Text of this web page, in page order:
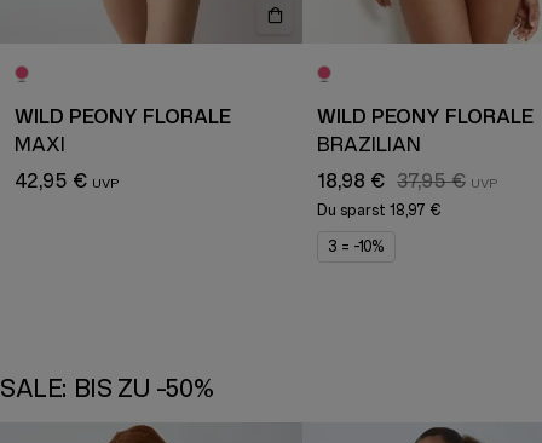
WILD PEONY FLORALE
MAXI
42,95 €
WILD PEONY FLORALE
BRAZILIAN
18,98 € 37,95 €
Du sparst 18,97 €
3 = -10%
SALE: BIS ZU -50%